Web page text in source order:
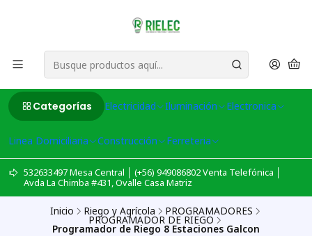
Categorías Electricidad Iluminación Electronica
Linea Domiciliaria Construcción Ferreteria
532633497 Mesa Central │ (+56) 949086802 Venta Telefónica │
Avda La Chimba #431, Ovalle Casa Matriz
Inicio Riego y Agrícola PROGRAMADORES
PROGRAMADOR DE RIEGO
Programador de Riego 8 Estaciones Galcon